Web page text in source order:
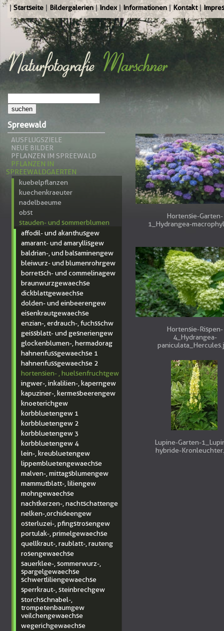
Startseite Bildergalerien Index Informationen Kontakt
Spreewald
AUSFLUGSZIELE
NEUE BILDER
PFLANZEN IM SPREEWALD
PFLANZEN IN
SPREEWALDGAERTEN
kuebelpflanzen
kuechenkraeuter
nadelbaeume
obst
stauden- und sommerblumen
affodil- und akanthusgew
amarant- und amaryllisgew
baldrian-, und balsaminengew
bleiwurz- und blumenrohrgew
borretsch- und commelinagew
braunwurzgewaechse
dickblattgewaechse
dolden- und einbeerengew
eisenkrautgewaechse
enzian-, erdrauch-, fuchsschw
geissblatt- und gesneriengew
glockenblumen-, hermadorag
hahnenfussgewaechse 1
hahnenfussgewaechse 2
hortensien- , huelsenfruchtgew
ingwer-, inkalilien-, kaperngew
kapuziner-, kermesbeerengew
knoeterichgew
korbbluetengew 1
korbbluetengew 2
korbbluetengew 3
korbbluetengew 4
lein-, kreubluetengew
lippembluetengewaechse
malven-, mittagsblumengew
mammutblatt-, liliengew
mohngewaechse
nachtkerzen-, nachtschattenge
nelken-,orchideengew
osterluzei-, pfingstrosengew
portulak-, primelgewaechse
quellkraut-, raublatt-, rauteng
rosengewaechse
sauerklee-, sommerwurz-,
spargelgewaechse
schwertliliengewaechse
sperrkraut-, steinbrechgew
storchschnabel-,
trompetenbaumgew
veilchengewaechse
wegerichgewaechse
Hortensie-Garten-
1_Hydrangea-
Hortensie-Rispen-
4_Hydrangea-
Lupine-Garten-
hybride-